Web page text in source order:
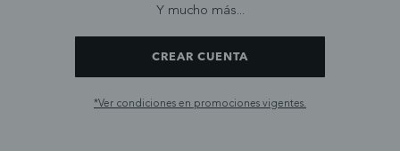
Y mucho más...
CREAR CUENTA
*Ver condiciones en promociones vigentes.